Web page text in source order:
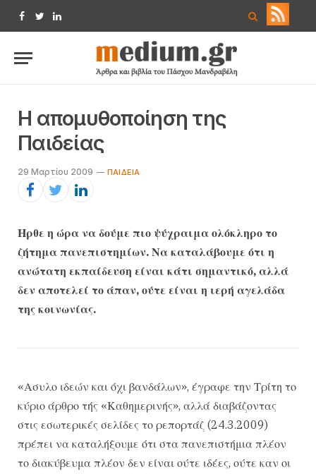
Facebook
TwitterLinkedIn
Η απομυθοποίηση της
Παιδείας
29 Μαρτίου 2009 ΠΑΙΔΕΊΑ
Ηρθε η ώρα να δούμε πιο ψύχραιμα ολόκληρο το
ζήτημα πανεπιστημίων. Να καταλάβουμε ότι η
ανώτατη εκπαίδευση είναι κάτι σημαντικό, αλλά
δεν αποτελεί το άπαν, ούτε είναι η ιερή αγελάδα
της κοινωνίας.
«Ασυλο ιδεών και όχι βανδάλων», έγραφε την Τρίτη το
κύριο άρθρο τής «Καθημερινής», αλλά διαβάζοντας
στις εσωτερικές σελίδες το ρεπορτάζ (24.3.2009)
πρέπει να καταλήξουμε ότι στα πανεπιστήμια πλέον
το διακύβευμα πλέον δεν είναι ούτε ιδέες, ούτε καν οι